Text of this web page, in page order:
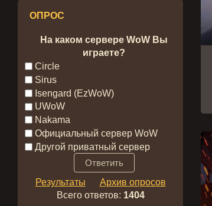
ОПРОС
На каком сервере WoW Вы
играете?
Circle
Sirus
Isengard (EzWoW)
UWoW
Nakama
Официальный сервер WoW
Другой приватный сервер
Результаты
Архив опросов
Всего ответов: 1404